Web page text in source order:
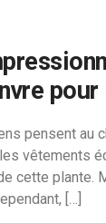
pour
pensent au
vêtements
cette plante.
[…]